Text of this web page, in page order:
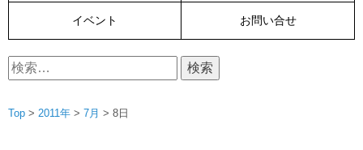
イベント お問い合せ
検
索:
Top > 2011年 > 7月 > 8日